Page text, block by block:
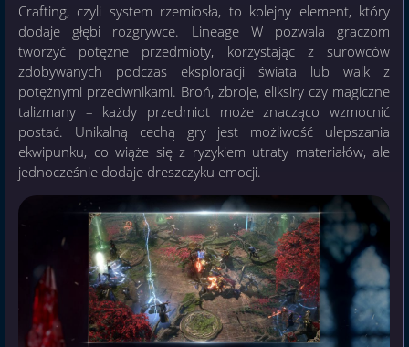
Crafting, czyli system rzemiosła, to kolejny element, który
dodaje głębi rozgrywce. Lineage W pozwala graczom
tworzyć potężne przedmioty, korzystając z surowców
zdobywanych podczas eksploracji świata lub walk z
potężnymi przeciwnikami. Broń, zbroje, eliksiry czy magiczne
talizmany – każdy przedmiot może znacząco wzmocnić
postać. Unikalną cechą gry jest możliwość ulepszania
ekwipunku, co wiąże się z ryzykiem utraty materiałów, ale
jednocześnie dodaje dreszczyku emocji.